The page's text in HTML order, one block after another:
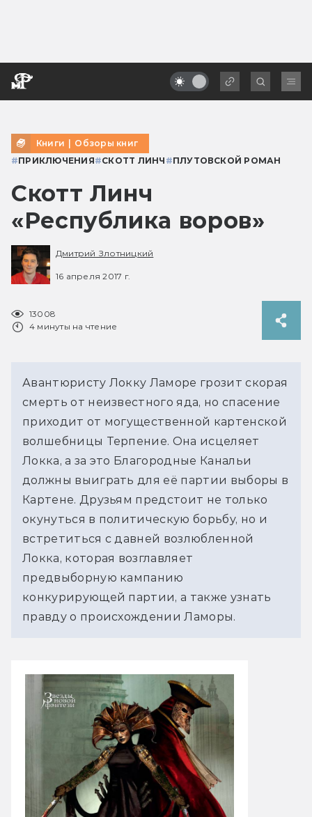
Книги | Обзоры книг
#ПРИКЛЮЧЕНИЯ#СКОТТ ЛИНЧ #ПЛУТОВСКОЙ РОМАН
Скотт Линч
«Республика воров»
Дмитрий Злотницкий
16 апреля 2017 г.
13008
4 минуты на чтение
Авантюристу Локку Ламоре грозит скорая
смерть от неизвестного яда, но спасение
приходит от могущественной картенской
волшебницы Терпение. Она исцеляет
Локка, а за это Благородные Канальи
должны выиграть для её партии выборы в
Картене. Друзьям предстоит не только
окунуться в политическую борьбу, но и
встретиться с давней возлюбленной
Локка, которая возглавляет
предвыборную кампанию
конкурирующей партии, а также узнать
правду о происхождении Ламоры.